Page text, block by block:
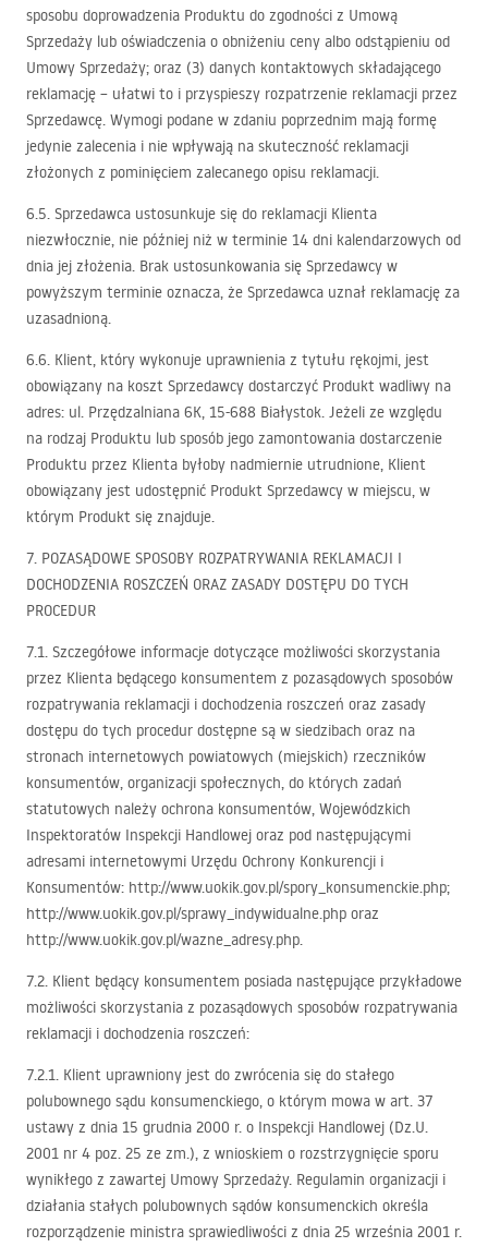
sposobu doprowadzenia Produktu do zgodności z Umową
Sprzedaży lub oświadczenia o obniżeniu ceny albo odstąpieniu od
Umowy Sprzedaży; oraz (3) danych kontaktowych składającego
reklamację – ułatwi to i przyspieszy rozpatrzenie reklamacji przez
Sprzedawcę. Wymogi podane w zdaniu poprzednim mają formę
jedynie zalecenia i nie wpływają na skuteczność reklamacji
złożonych z pominięciem zalecanego opisu reklamacji.
6.5. Sprzedawca ustosunkuje się do reklamacji Klienta
niezwłocznie, nie później niż w terminie 14 dni kalendarzowych od
dnia jej złożenia. Brak ustosunkowania się Sprzedawcy w
powyższym terminie oznacza, że Sprzedawca uznał reklamację za
uzasadnioną.
6.6. Klient, który wykonuje uprawnienia z tytułu rękojmi, jest
obowiązany na koszt Sprzedawcy dostarczyć Produkt wadliwy na
adres: ul. Przędzalniana 6K, 15-688 Białystok. Jeżeli ze względu
na rodzaj Produktu lub sposób jego zamontowania dostarczenie
Produktu przez Klienta byłoby nadmiernie utrudnione, Klient
obowiązany jest udostępnić Produkt Sprzedawcy w miejscu, w
którym Produkt się znajduje.
7. POZASĄDOWE SPOSOBY ROZPATRYWANIA REKLAMACJI I
DOCHODZENIA ROSZCZEŃ ORAZ ZASADY DOSTĘPU DO TYCH
PROCEDUR
7.1. Szczegółowe informacje dotyczące możliwości skorzystania
przez Klienta będącego konsumentem z pozasądowych sposobów
rozpatrywania reklamacji i dochodzenia roszczeń oraz zasady
dostępu do tych procedur dostępne są w siedzibach oraz na
stronach internetowych powiatowych (miejskich) rzeczników
konsumentów, organizacji społecznych, do których zadań
statutowych należy ochrona konsumentów, Wojewódzkich
Inspektoratów Inspekcji Handlowej oraz pod następującymi
adresami internetowymi Urzędu Ochrony Konkurencji i
Konsumentów: http://www.uokik.gov.pl/spory_konsumenckie.php;
http://www.uokik.gov.pl/sprawy_indywidualne.php oraz
http://www.uokik.gov.pl/wazne_adresy.php.
7.2. Klient będący konsumentem posiada następujące przykładowe
możliwości skorzystania z pozasądowych sposobów rozpatrywania
reklamacji i dochodzenia roszczeń:
7.2.1. Klient uprawniony jest do zwrócenia się do stałego
polubownego sądu konsumenckiego, o którym mowa w art. 37
ustawy z dnia 15 grudnia 2000 r. o Inspekcji Handlowej (Dz.U.
2001 nr 4 poz. 25 ze zm.), z wnioskiem o rozstrzygnięcie sporu
wynikłego z zawartej Umowy Sprzedaży. Regulamin organizacji i
działania stałych polubownych sądów konsumenckich określa
rozporządzenie ministra sprawiedliwości z dnia 25 września 2001 r.